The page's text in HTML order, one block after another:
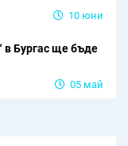
10 юни
в Бургас ще бъде
05 май